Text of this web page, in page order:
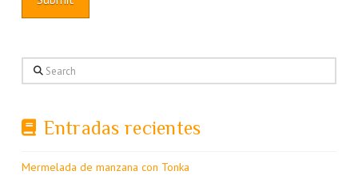
Search
Entradas recientes
Mermelada de manzana con Tonka